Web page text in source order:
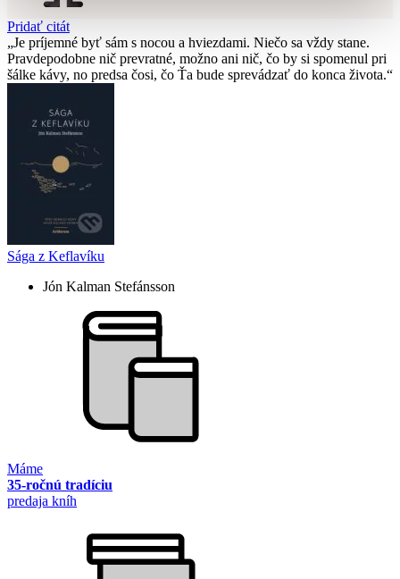
Pridať citát
Je príjemné byť sám s nocou a hviezdami. Niečo sa vždy stane.
Pravdepodobne nič prevratné, možno ani nič, čo by si spomenul pri
šálke kávy, no predsa čosi, čo Ťa bude sprevádzať do konca života.
Sága z Keflavíku
Jón Kalman Stefánsson
Máme
35-ročnú tradíciu
predaja kníh